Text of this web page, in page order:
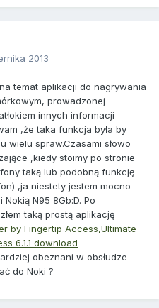
2013
temat aplikacji do nagrywania
prowadzonej
innych informacji
,że taka funkcja była by
wielu spraw.Czasami słowo
,kiedy stoimy po stronie
taką lub podobną funkcję
,ja niestety jestem mocno
N95 8Gb:D. Po
taką prostą aplikację
by Fingertip Access,Ultimate
6.1.1 download
obeznani w obsłudze
do Noki ?